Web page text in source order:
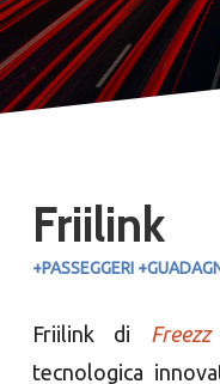
Friilink
+PASSEGGERI
Friilink di
tecnologica